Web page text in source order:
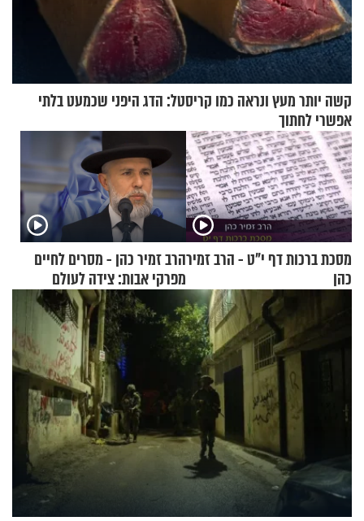
קשה יותר מעץ ונראה כמו קריסטל: הדג היפני שכמעט בלתי
אפשרי לחתוך
מסכת ברכות דף י"ט - הרב זמיר
כהן
הרב זמיר כהן - מסרים לחיים
מפרקי אבות: צידה לעולם
האמת